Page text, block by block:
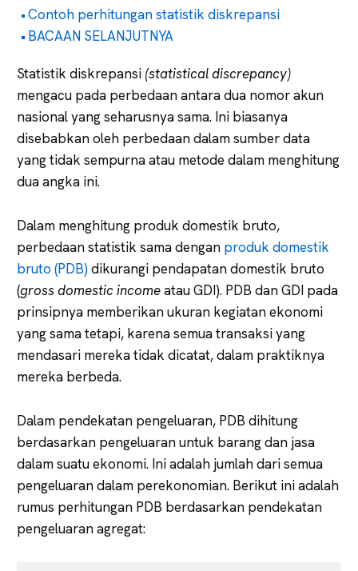
Contoh perhitungan statistik diskrepansi
BACAAN SELANJUTNYA
Statistik diskrepansi (statistical discrepancy)
mengacu pada perbedaan antara dua nomor akun
nasional yang seharusnya sama. Ini biasanya
disebabkan oleh perbedaan dalam sumber data
yang tidak sempurna atau metode dalam menghitung
dua angka ini.
Dalam menghitung produk domestik bruto,
perbedaan statistik sama dengan produk domestik
bruto (PDB)dikurangi pendapatan domestik bruto
(gross domestic incomeatau GDI). PDB dan GDI pada
prinsipnya memberikan ukuran kegiatan ekonomi
yang sama tetapi, karena semua transaksi yang
mendasari mereka tidak dicatat, dalam praktiknya
mereka berbeda.
Dalam pendekatan pengeluaran, PDB dihitung
berdasarkan pengeluaran untuk barang dan jasa
dalam suatu ekonomi. Ini adalah jumlah dari semua
pengeluaran dalam perekonomian. Berikut ini adalah
rumus perhitungan PDB berdasarkan pendekatan
pengeluaran agregat: